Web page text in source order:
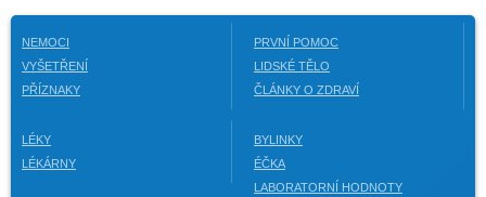
NEMOCI
VYŠETŘENÍ
PŘÍZNAKY
PRVNÍ POMOC
LIDSKÉ TĚLO
ČLÁNKY O ZDRAVÍ
LÉKY
LÉKÁRNY
BYLINKY
ÉČKA
LABORATORNÍ HODNOTY